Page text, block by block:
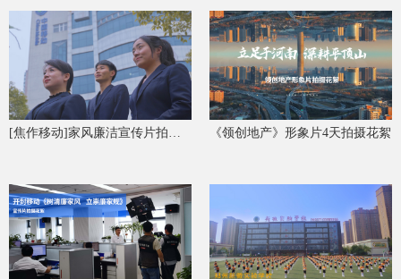
[焦作移动]家风廉洁宣传片拍摄花絮 《领创地产》形象片4天拍摄花絮